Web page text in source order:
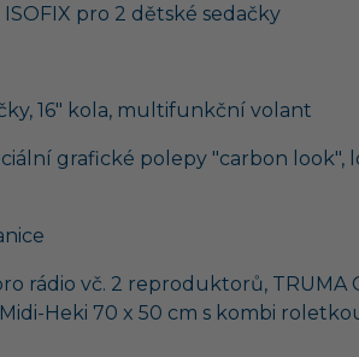
pro 2 dětské sedačky
16" kola, multifunkční volant
grafické polepy "carbon look",
rádio vč. 2 reproduktorů, TRUMA
Heki 70 x 50 cm s kombi